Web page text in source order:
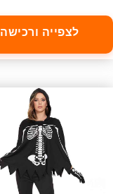
לצפייה ורכישה